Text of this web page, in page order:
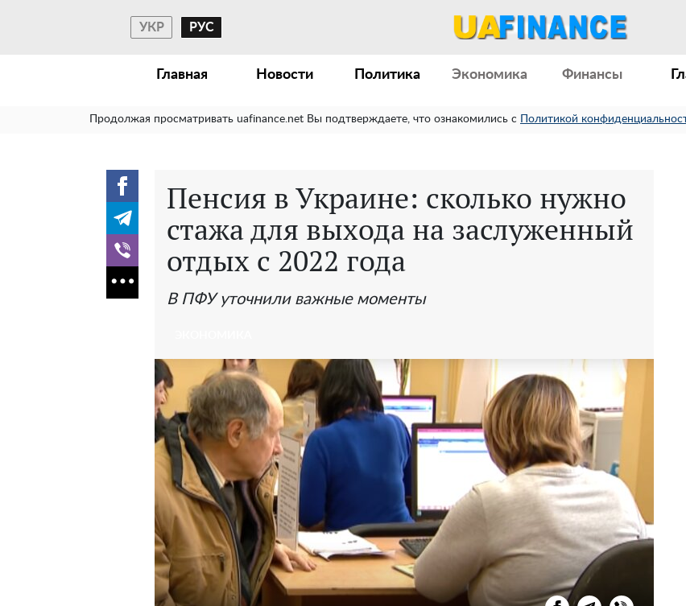
УКР РУС
Главная Новости Политика Экономика Финансы
Продолжая просматривать uafinance.net Вы подтверждаете, что ознакомились с Политикой
Пенсия в Украине: сколько нужно
стажа для выхода на заслуженный
отдых с 2022 года
В ПФУ уточнили важные моменты